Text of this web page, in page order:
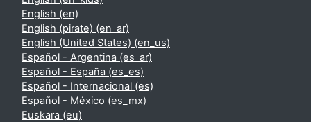
English ‎(en)‎
English (pirate) ‎(en_ar)‎
English (United States) ‎(en_us)‎
Español - Argentina ‎(es_ar)‎
Español - España ‎(es_es)‎
Español - Internacional ‎(es)‎
Español - México ‎(es_mx)‎
Euskara ‎(eu)‎